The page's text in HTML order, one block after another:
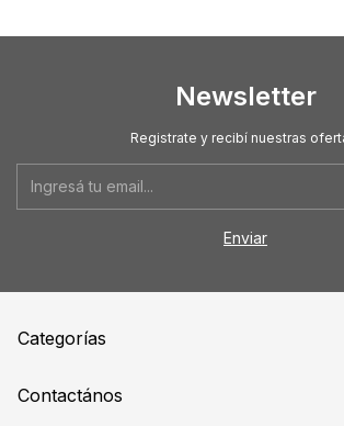
Newsletter
Registrate y recibí nuestras
Categorías
Contactános